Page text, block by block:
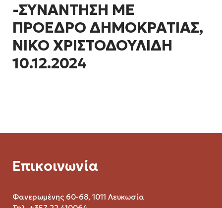
-ΣΥΝΑΝΤΗΣΗ ΜΕ
ΠΡΟΕΔΡΟ ΔΗΜΟΚΡΑΤΙΑΣ,
ΝΙΚΟ ΧΡΙΣΤΟΔΟΥΛΙΔΗ
10.12.2024
Επικοινωνία
Φανερωμένης 60-68, 1011 Λευκωσία